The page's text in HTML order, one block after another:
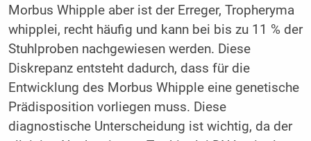
Morbus Whipple aber ist der Erreger, Tropheryma
whipplei, recht häufig und kann bei bis zu 11 % der
Stuhlproben nachgewiesen werden. Diese
Diskrepanz entsteht dadurch, dass für die
Entwicklung des Morbus Whipple eine genetische
Prädisposition vorliegen muss. Diese
diagnostische Unterscheidung ist wichtig, da der